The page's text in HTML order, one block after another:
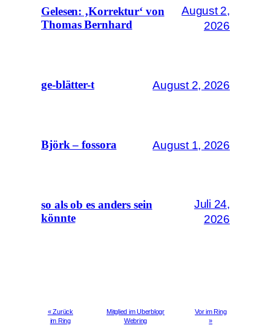
Gelesen: ‚Korrektur‘ von
Thomas Bernhard
August 2,
2026
ge-blätter-t August 2, 2026
Björk – fossora August 1, 2026
so als ob es anders sein
könnte
Juli 24,
2026
« Zurück
im Ring
Mitglied im Uberblogr
Webring
Vor im Ring
»